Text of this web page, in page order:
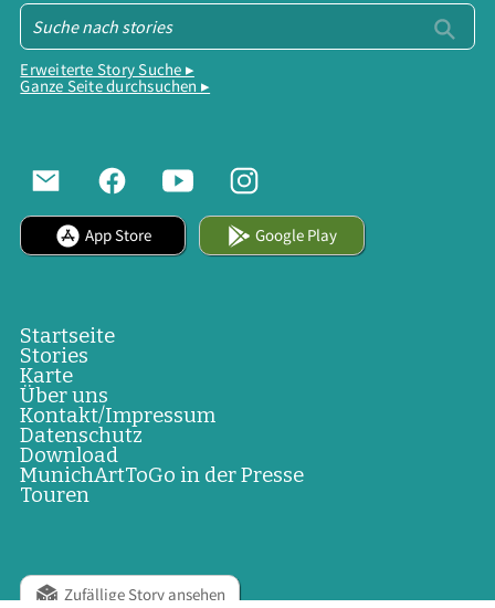
Erweiterte Story Suche ▸
Ganze Seite durchsuchen ▸
App Store Google Play
Startseite
Stories
Karte
Über uns
Kontakt/Impressum
Datenschutz
Download
MunichArtToGo in der Presse
Touren
Zufällige Story ansehen